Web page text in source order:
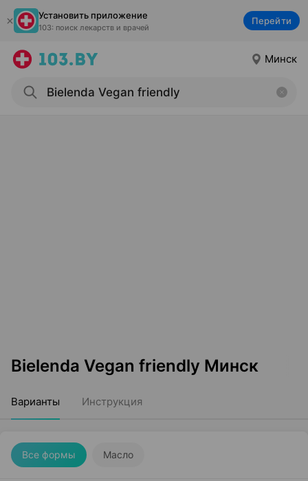
Установить приложение
103: поиск лекарств и врачей
Перейти
Минск
Bielenda Vegan friendly Минск
Варианты Инструкция
Все формы Масло